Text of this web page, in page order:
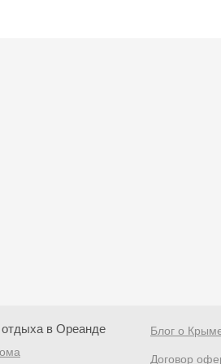
в Ореанде
Блог о
Договор